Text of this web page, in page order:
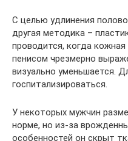
С целью удлинения
другая методика –
проводится, когда
пенисом чрезмерно
визуально уменьшается.
госпитализироваться.
У некоторых мужчин
норме, но из-за
особенностей он скрыт